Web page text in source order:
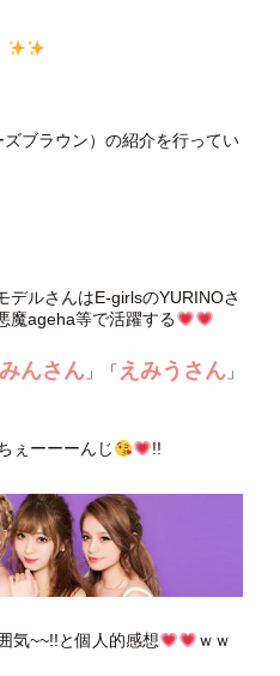
ブラウン）の紹介を行ってい
デルさんはE-girlsのYURINOさ
魔ageha等で活躍する
んさん」「 えみうさん」
ぇーーーんじ !!
気~~!!と個人的感想 ｗｗ